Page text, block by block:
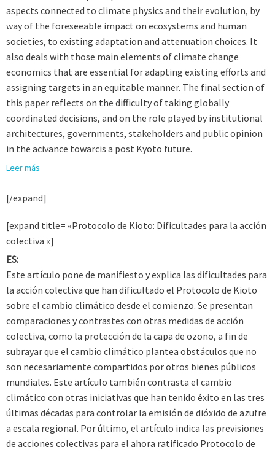
aspects connected to climate physics and their evolution, by
way of the foreseeable impact on ecosystems and human
societies, to existing adaptation and attenuation choices. It
also deals with those main elements of climate change
economics that are essential for adapting existing efforts and
assigning targets in an equitable manner. The final section of
this paper reflects on the difficulty of taking globally
coordinated decisions, and on the role played by institutional
architectures, governments, stakeholders and public opinion
in the acivance towarcis a post Kyoto future.
Leer más
[/expand]
[expand title= «Protocolo de Kioto: Dificultades para la acción
colectiva «]
ES:
Este artículo pone de manifiesto y explica las dificultades para
la acción colectiva que han dificultado el Protocolo de Kioto
sobre el cambio climático desde el comienzo. Se presentan
comparaciones y contrastes con otras medidas de acción
colectiva, como la protección de la capa de ozono, a fin de
subrayar que el cambio climático plantea obstáculos que no
son necesariamente compartidos por otros bienes públicos
mundiales. Este artículo también contrasta el cambio
climático con otras iniciativas que han tenido éxito en las tres
últimas décadas para controlar la emisión de dióxido de azufre
a escala regional. Por último, el artículo indica las previsiones
de acciones colectivas para el ahora ratificado Protocolo de